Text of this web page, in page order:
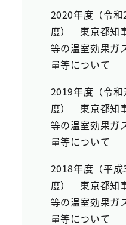
2020年度（令和
度） 東京都知
等の温室効果ガ
量等について
2019年度（令和
度） 東京都知
等の温室効果ガ
量等について
2018年度（平
度） 東京都知
等の温室効果ガ
量等について